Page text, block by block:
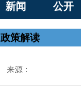
新闻 公开
政策解读
来源：